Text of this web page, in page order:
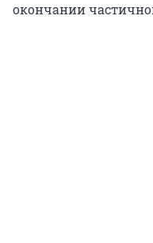
окончании